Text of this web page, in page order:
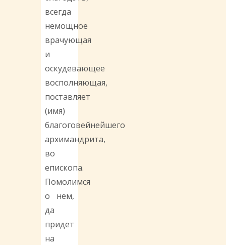
всегда
немощное
врачующая
и
оскудевающее
восполняющая,
поставляет
(имя)
благоговейнейшего
архимандрита,
во
епископа.
Помолимся
о нем,
да
придет
на